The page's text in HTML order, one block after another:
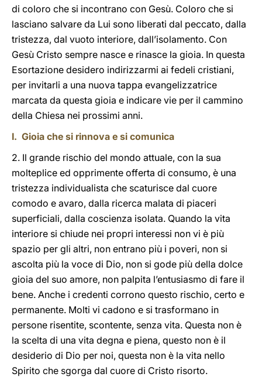
di coloro che si incontrano con Gesù. Coloro che si
lasciano salvare da Lui sono liberati dal peccato, dalla
tristezza, dal vuoto interiore, dall’isolamento. Con
Gesù Cristo sempre nasce e rinasce la gioia. In questa
Esortazione desidero indirizzarmi ai fedeli cristiani,
per invitarli a una nuova tappa evangelizzatrice
marcata da questa gioia e indicare vie per il cammino
della Chiesa nei prossimi anni.
I. Gioia che si rinnova e si comunica
2. Il grande rischio del mondo attuale, con la sua
molteplice ed opprimente offerta di consumo, è una
tristezza individualista che scaturisce dal cuore
comodo e avaro, dalla ricerca malata di piaceri
superficiali, dalla coscienza isolata. Quando la vita
interiore si chiude nei propri interessi non vi è più
spazio per gli altri, non entrano più i poveri, non si
ascolta più la voce di Dio, non si gode più della dolce
gioia del suo amore, non palpita l’entusiasmo di fare il
bene. Anche i credenti corrono questo rischio, certo e
permanente. Molti vi cadono e si trasformano in
persone risentite, scontente, senza vita. Questa non è
la scelta di una vita degna e piena, questo non è il
desiderio di Dio per noi, questa non è la vita nello
Spirito che sgorga dal cuore di Cristo risorto.